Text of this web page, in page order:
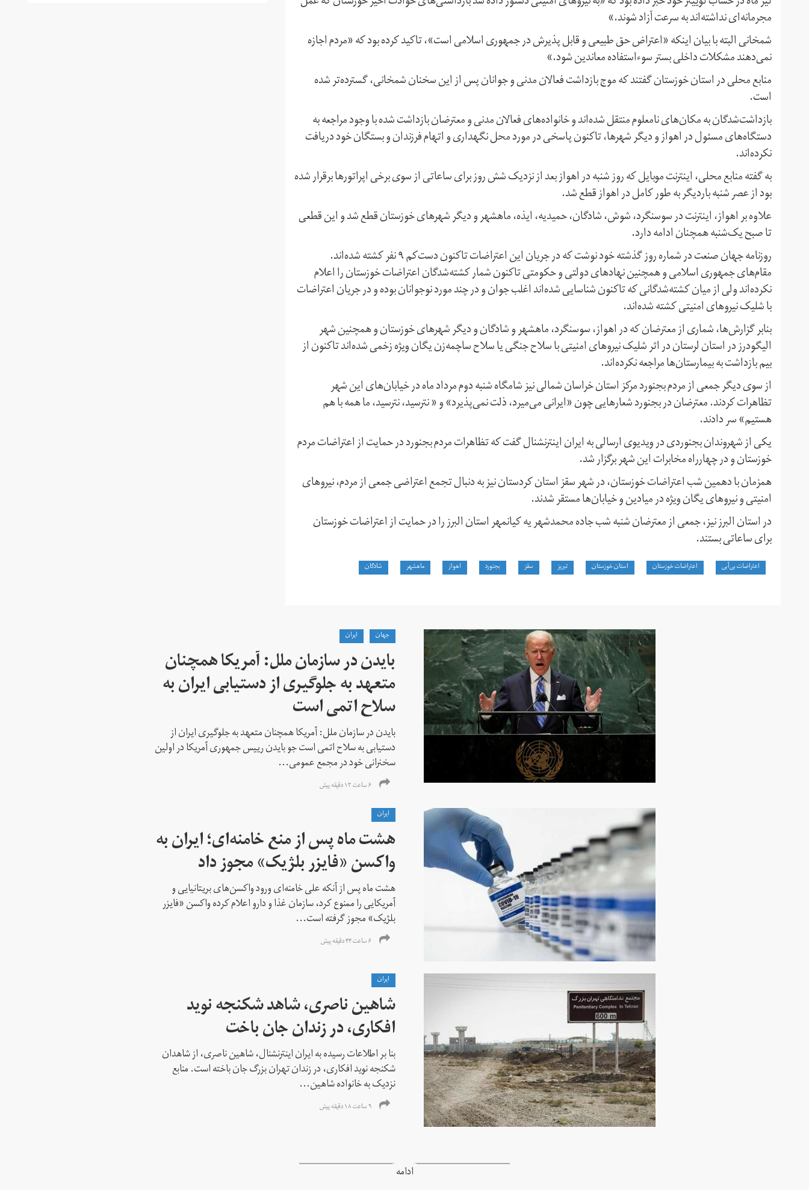
مجرمانه‌ای نداشته‌اند به سرعت آزاد شوند.»
شمخانی البته با بیان اینکه «اعتراض حق طبیعی و قابل پذیرش در جمهوری اسلامی است»، تاکید کرده بود که «مردم اجازه
نمی‌دهند مشکلات داخلی بستر سوء‌استفاده معاندین شود.»
منابع محلی در استان خوزستان گفتند که موج بازداشت‌ فعالان مدنی و جوانان پس از این سخنان شمخانی، گسترده‌تر شده
است.
بازداشت‌شدگان به مکان‌های نامعلوم منتقل شده‌اند و خانواده‌های فعالان مدنی و معترضان بازداشت شده با وجود مراجعه به
دستگاه‌های مسئول در اهواز و دیگر شهرها، تاکنون پاسخی در مورد محل نگهداری و اتهام فرزندان و بستگان خود دریافت
نکرده‌اند.
به گفته منابع محلی، اینترنت موبایل که روز شنبه در اهواز بعد از نزدیک شش روز برای ساعاتی از سوی برخی اپراتورها برقرار شده
بود از عصر شنبه باردیگر به طور کامل در اهواز قطع شد.
علاوه بر اهواز، اینترنت در سوسنگرد، شوش، شادگان، حمیدیه، ایذه، ماهشهر و دیگر شهرهای خوزستان قطع شد و این قطعی
تا صبح یک‌شنبه همچنان ادامه دارد.
روزنامه جهان صنعت در شماره روز گذشته خود نوشت که در جریان این اعتراضات تاکنون دست‌کم ۹ نفر کشته شده‌اند.
مقام‌های جمهوری اسلامی و همچنین نهادهای دولتی و حکومتی تاکنون شمار کشته‌شدگان اعتراضات خوزستان را اعلام
نکرده‌اند ولی از میان کشته‌شدگانی که تاکنون شناسایی شده‌اند اغلب جوان و در چند مورد نوجوانان بوده‌ و در جریان اعتراضات
با شلیک نیروهای امنیتی کشته شده‌اند.
بنابر گزارش‌ها، شماری از معترضان که در اهواز، سوسنگرد، ماهشهر و شادگان و دیگر شهرهای خوزستان و همچنین شهر
الیگودرز در استان لرستان در اثر شلیک نیروهای امنیتی با سلاح جنگی یا سلاح ساچمه‌زن یگان ویژه زخمی شده‌اند تاکنون از
بیم بازداشت به بیمارستان‌ها مراجعه نکرده‌اند.
از سوی دیگر جمعی از مردم بجنورد مرکز استان خراسان شمالی نیز شامگاه شنبه دوم مرداد ماه در خیابان‌های این شهر
تظاهرات کردند. معترضان در بجنورد شعارهایی چون «ایرانی می‌میرد، ذلت نمی‌پذیرد» و « نترسید، نترسید، ما همه با هم
هستیم» سر دادند.
یکی از شهروندان بجنوردی در ویدیوی ارسالی به ایران اینترنشنال گفت که تظاهرات مردم بجنورد در حمایت از اعتراضات مردم
خوزستان و در چهارراه مخابرات این شهر برگزار شد.
همزمان با دهمین شب اعتراضات خوزستان، در شهر سقز استان کردستان نیز به دنبال تجمع اعتراضی جمعی از مردم، نیروهای
امنیتی و نیروهای یگان ویژه در میادین و خیابان‌ها مستقر شدند.
در استان البرز نیز، جمعی از معترضان شنبه شب جاده محمدشهر یه کیانمهر استان البرز را در حمایت از اعتراضات خوزستان
برای ساعاتی بستند.
اعتراضات بی‌آبی اعتراضات خوزستان استان خوزستان تبریز سقز بجنورد اهواز ماهشهر شادگان
جهان ايران
بایدن در سازمان ملل: آمریکا همچنان
متعهد به جلوگیری از دستیابی ایران به
سلاح اتمی است
بایدن در سازمان ملل: آمریکا همچنان متعهد به جلوگیری ایران از
دستیابی به سلاح اتمی است جو بایدن رییس جمهوری آمریکا در اولین
سخنرانی خود در مجمع عمومی...
۶ ساعت ۱۳ دقیقه پیش
ايران
هشت ماه پس از منع خامنه‌ای؛ ایران به
واکسن «فایزر بلژیک» مجوز داد
هشت ماه پس از آنکه علی خامنه‌ای ورود واکسن‌های بریتانیایی و
آمریکایی را ممنوع کرد، سازمان غذا و دارو اعلام کرده واکسن «فایزر
بلژیک» مجوز گرفته است...
۶ ساعت ۴۴ دقیقه پیش
ايران
شاهین ناصری، شاهد شکنجه نوید
افکاری، در زندان جان باخت
بنا بر اطلاعات رسیده به ایران اینترنشنال، شاهین ناصری، از شاهدان
شکنجه نوید افکاری، در زندان تهران بزرگ جان باخته است. منابع
نزدیک به خانواده شاهین...
۹ ساعت ۱۸ دقیقه پیش
ادامه